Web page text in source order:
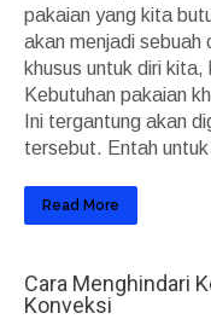
pakaian yang kita
akan menjadi sebuah
khusus untuk diri
Kebutuhan pakaian
Ini tergantung akan
tersebut. Entah
Read More
Cara Menghindari
Konveksi